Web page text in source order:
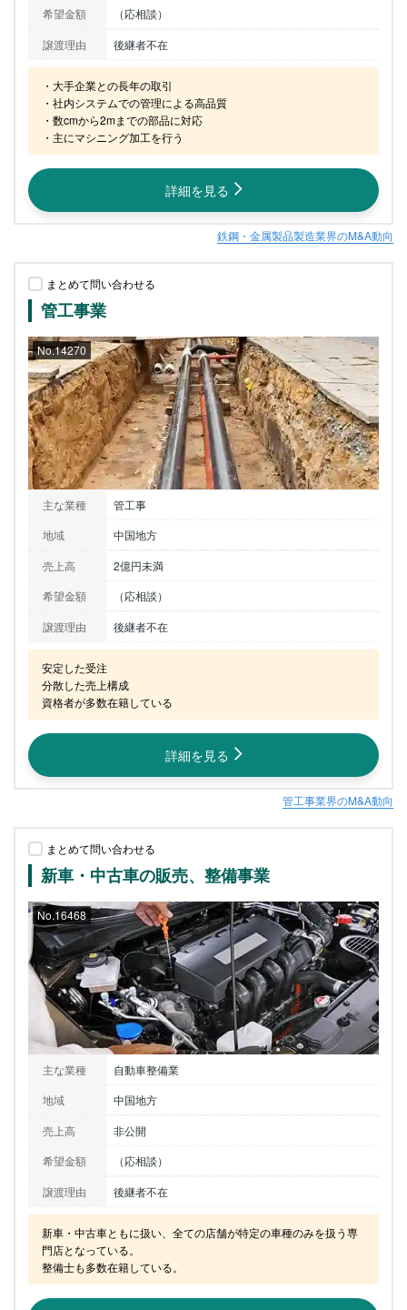
希望金額
（応相談）
譲渡理由
後継者不在
・大手企業との長年の取引
・社内システムでの管理による高品質
・数cmから2mまでの部品に対応
・主にマシニング加工を行う
詳細を見る
鉄鋼・金属製品製造業界のM&A動向
まとめて問い合わせる
管工事業
No.14270
主な業種
管工事
地域
中国地方
売上高
2億円未満
希望金額
（応相談）
譲渡理由
後継者不在
安定した受注
分散した売上構成
資格者が多数在籍している
詳細を見る
管工事業界のM&A動向
まとめて問い合わせる
新車・中古車の販売、整備事業
No.16468
主な業種
自動車整備業
地域
中国地方
売上高
非公開
希望金額
（応相談）
譲渡理由
後継者不在
新車・中古車ともに扱い、全ての店舗が特定の車種のみを扱う専
門店となっている。
整備士も多数在籍している。